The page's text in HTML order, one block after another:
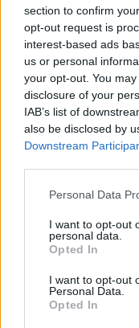
section to confirm
opt-out request is
interest-based ads
us or personal
your opt-out. You
disclosure of your
IAB’s list of
also be disclosed by
Downstream
Personal Data
I want to opt-out
personal data.
Opted In
I want to opt-out
Personal Data.
Opted In
Abonnement
Nokon må